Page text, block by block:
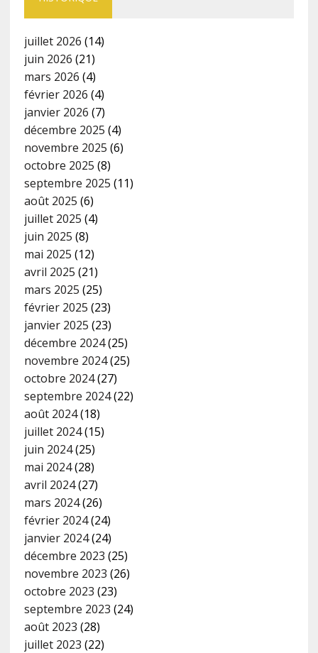
juillet 2026 (14)
juin 2026 (21)
mars 2026 (4)
février 2026 (4)
janvier 2026 (7)
décembre 2025 (4)
novembre 2025 (6)
octobre 2025 (8)
septembre 2025 (11)
août 2025 (6)
juillet 2025 (4)
juin 2025 (8)
mai 2025 (12)
avril 2025 (21)
mars 2025 (25)
février 2025 (23)
janvier 2025 (23)
décembre 2024(25)
novembre 2024(25)
octobre 2024(27)
septembre 2024(22)
août 2024(18)
juillet 2024(15)
juin 2024(25)
mai 2024(28)
avril 2024(27)
mars 2024(26)
février 2024(24)
janvier 2024(24)
décembre 2023 (25)
novembre 2023 (26)
octobre 2023 (23)
septembre 2023 (24)
août 2023 (28)
juillet 2023 (22)